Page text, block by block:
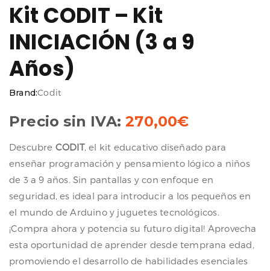
Kit CODIT – Kit
INICIACIÓN (3 a 9
Años)
Brand:Codit
Precio sin IVA:270,00€
Descubre CODIT, el kit educativo diseñado para
enseñar programación y pensamiento lógico a niños
de 3 a 9 años. Sin pantallas y con enfoque en
seguridad, es ideal para introducir a los pequeños en
el mundo de Arduino y juguetes tecnológicos.
¡Compra ahora y potencia su futuro digital! Aprovecha
esta oportunidad de aprender desde temprana edad,
promoviendo el desarrollo de habilidades esenciales